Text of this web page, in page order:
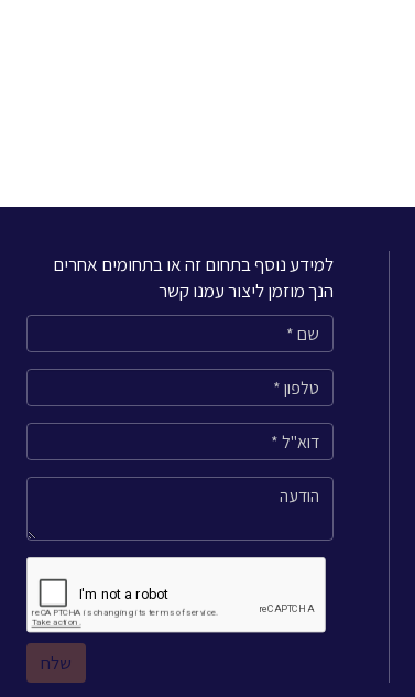
למידע נוסף בתחום זה או בתחומים אחרים
הנך מוזמן ליצור עמנו קשר